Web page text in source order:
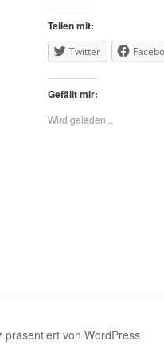
Teilen mit:
Twitter
Gefällt mir:
Wird geladen...
präsentiert von WordPress